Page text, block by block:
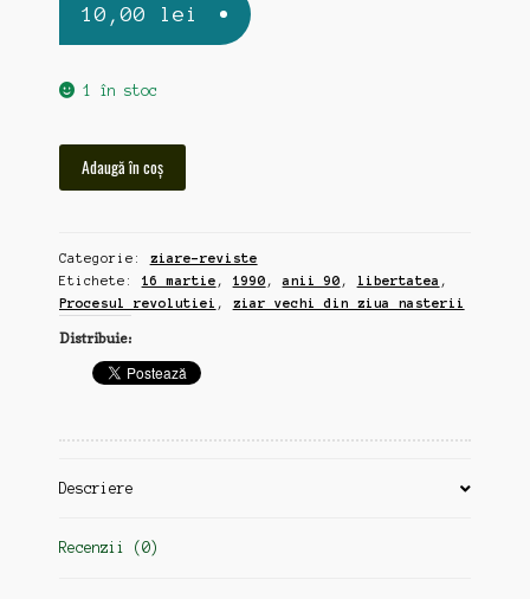
10,00 lei
1 în stoc
Libertatea,
din
ziua
nasterii,
16
martie,
de
Timisoara
Adaugă în coș
Categorie: ziare-reviste
Etichete: 16 martie , 1990 ,anii 90 , libertatea ,
Procesul revolutiei , ziar vechi din ziua nasterii
Distribuie:
Descriere
Recenzii (0)